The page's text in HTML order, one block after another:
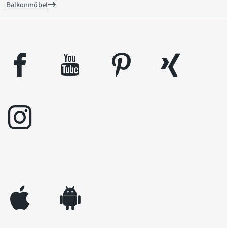
Balkonmöbel
facebook youtube pinterest
xing
instagram
appleinc android